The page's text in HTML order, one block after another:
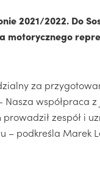
2021/2022. Do
motorycznego
za
współpraca z
zespół i
podkreśla Marek